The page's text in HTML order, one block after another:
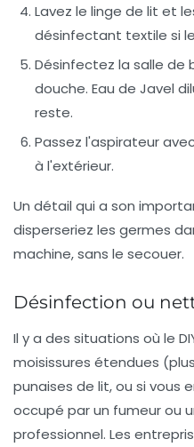
Lavez le linge de lit et
désinfectant textile si
Désinfectez la salle de
douche. Eau de Javel
reste.
Passez l'aspirateur
à l'extérieur.
Un détail qui a son
disperseriez les germes
machine, sans le secouer.
Désinfection ou
Il y a des situations où le
moisissures étendues
punaises de lit, ou si vous
occupé par un fumeur ou
professionnel. Les